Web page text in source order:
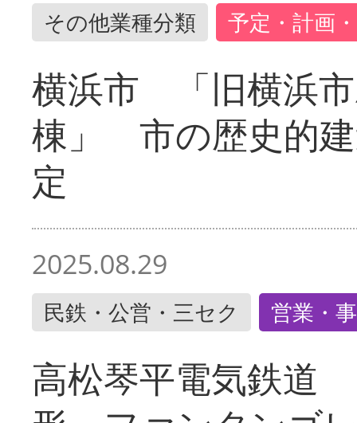
その他業種分類 予定・計画
横浜市 「旧横浜
棟」 市の歴史的
定
2025.08.29
民鉄・公営・三セク 営業・
高松琴平電気鉄道